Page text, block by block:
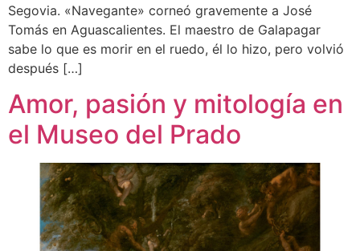
Segovia. «Navegante» corneó gravemente a José
Tomás en Aguascalientes. El maestro de Galapagar
sabe lo que es morir en el ruedo, él lo hizo, pero volvió
después […]
Amor, pasión y mitología en
el Museo del Prado